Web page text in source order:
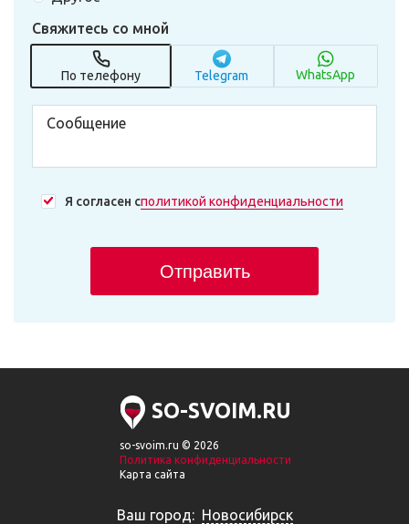
Свяжитесь со мной
По телефону Telegram WhatsApp
Я согласен сполитикой конфиденциальности
Отправить
SO-SVOIM.RU
so-svoim.ru © 2026
Политика конфиденциальности
Карта сайта
Ваш город: Новосибирск